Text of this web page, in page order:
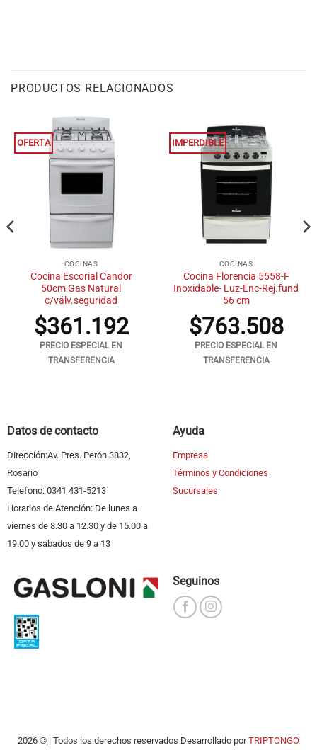
PRODUCTOS RELACIONADOS
OFERTA
COCINAS
Cocina Escorial Candor
50cm Gas Natural
c/válv.seguridad
$361.192
PRECIO ESPECIAL EN
TRANSFERENCIA
IMPERDIBLE
COCINAS
Cocina Florencia 5558-F
Inoxidable- Luz-Enc-Rej.fund
56 cm
$763.508
PRECIO ESPECIAL EN
TRANSFERENCIA
Datos de contacto
Dirección:Av. Pres. Perón 3832,
Rosario
Telefono: 0341 431-5213
Horarios de Atención: De lunes a
viernes de 8.30 a 12.30 y de 15.00 a
19.00 y sabados de 9 a 13
Ayuda
Empresa
Términos y Condiciones
Sucursales
Seguinos
2026 © | Todos los derechos reservados Desarrollado porTRIPTONGO